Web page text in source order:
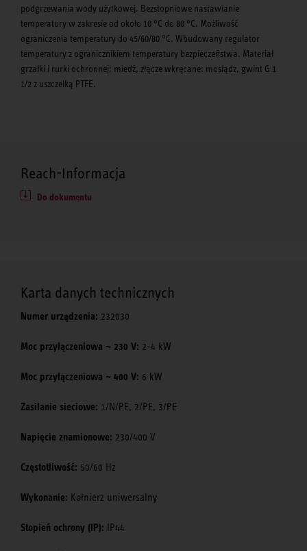
podgrzewania wody użytkowej. Bezstopniowe nastawianie
temperatury w zakresie od około 10 °C do 80 °C. Możliwość
ograniczenia temperatury do 45/60/80 °C. Wbudowany regulator
temperatury z ogranicznikiem temperatury bezpieczeństwa. Materiał
grzałki i rurki ochronnej: miedź, złącze wkręcane: mosiądz, gwint G 1
1/2 z uszczelką PTFE.
Reach-Informacja
Do dokumentu
Karta danych technicznych
Numer urządzenia: 232030
Moc przyłączeniowa ~ 230 V: 2-4 kW
Moc przyłączeniowa ~ 400 V: 6 kW
Zasilanie sieciowe: 1/N/PE, 2/PE, 3/PE
Napięcie znamionowe: 230/400 V
Częstotliwość: 50/60 Hz
Wykonanie: Kołnierz uniwersalny
Stopień ochrony (IP): IP44